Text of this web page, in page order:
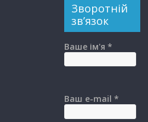
Зворотній
зв’язок
Ваше ім'я *
Ваш e-mail *